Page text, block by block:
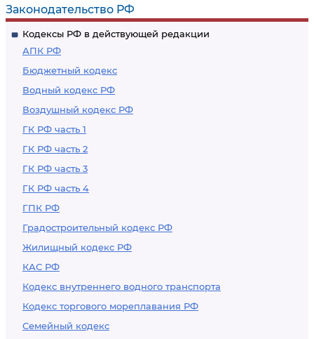
Законодательство РФ
Кодексы РФ в действующей редакции
АПК РФ
Бюджетный кодекс
Водный кодекс РФ
Воздушный кодекс РФ
ГК РФ часть 1
ГК РФ часть 2
ГК РФ часть 3
ГК РФ часть 4
ГПК РФ
Градостроительный кодекс РФ
Жилищный кодекс РФ
КАС РФ
Кодекс внутреннего водного транспорта
Кодекс торгового мореплавания РФ
Семейный кодекс